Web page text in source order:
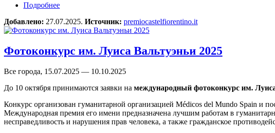
Подробнее
Добавлено: 27.07.2025. Источник: premiocastelfiorentino.it
Фотоконкурс им. Луиса Вальтуэньи 2025
Все города, 15.07.2025 — 10.10.2025
До 10 октября принимаются заявки на международный фотоконкурс им.
Конкурс организован гуманитарной организацией Médicos del Mundo Spain и
Международная премия его имени предназначена лучшим работам в
несправедливость и нарушения прав человека, а также гражданское